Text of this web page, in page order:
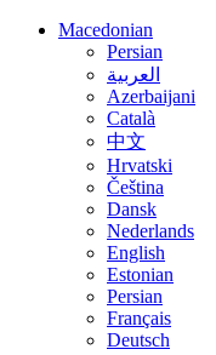
Macedonian
Persian
العربية
Azerbaijani
Català
中文
Hrvatski
Čeština
Dansk
Nederlands
English
Estonian
Persian
Français
Deutsch